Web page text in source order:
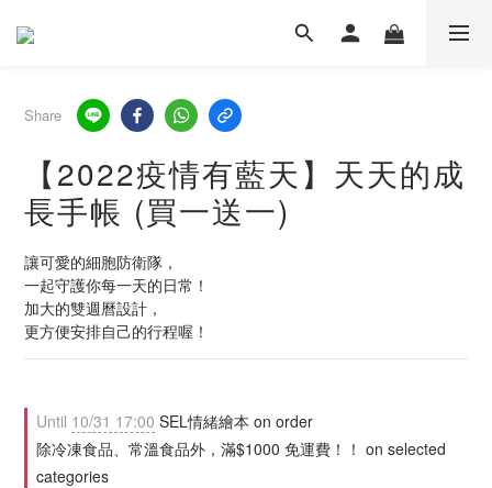
Share
【2022疫情有藍天】天天的成
長手帳 (買一送一)
讓可愛的細胞防衛隊，
一起守護你每一天的日常！
加大的雙週曆設計，
更方便安排自己的行程喔！
Until 10/31 17:00 SEL情緒繪本 on order
除冷凍食品、常溫食品外，滿$1000 免運費！！ on selected
categories